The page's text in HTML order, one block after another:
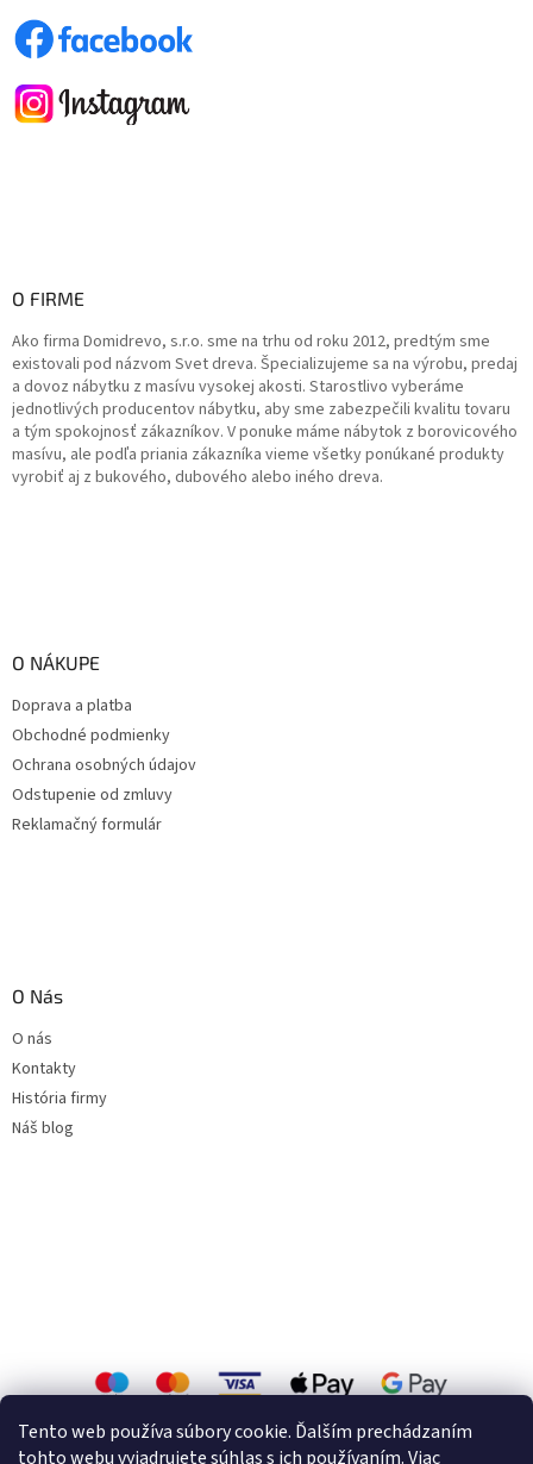
Tento web používa súbory cookie. Ďalším prechádzaním
tohto webu vyjadrujete súhlas s ich používaním. Viac
O FIRME
Ako firma Domidrevo, s.r.o. sme na trhu od roku 2012, predtým sme
existovali pod názvom Svet dreva. Špecializujeme sa na výrobu, predaj
a dovoz nábytku z masívu vysokej akosti. Starostlivo vyberáme
jednotlivých producentov nábytku, aby sme zabezpečili kvalitu tovaru
a tým spokojnosť zákazníkov. V ponuke máme nábytok z borovicového
masívu, ale podľa priania zákazníka vieme všetky ponúkané produkty
vyrobiť aj z bukového, dubového alebo iného dreva.
O NÁKUPE
Doprava a platba
Obchodné podmienky
Ochrana osobných údajov
Odstupenie od zmluvy
Reklamačný formulár
O Nás
O nás
Kontakty
História firmy
Náš blog